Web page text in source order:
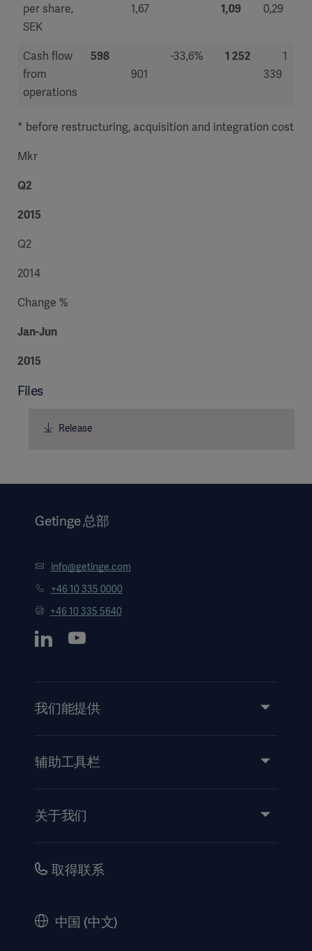
per share,
SEK
1,67
1,09
0,29
Cash flow
from
operations
598
901
-33,6% 1 252
1
339
* before restructuring, acquisition and integration cost
Mkr
Q2
2015
Q2
2014
Change %
Jan-Jun
2015
Files
Release
Getinge 总部
info@getinge.com
+46 10 335 0000
+46 10 335 5640
我们能提供
产品和解决方案
辅助工具栏
活动
关于我们
职业取得联系
中国 (中文)